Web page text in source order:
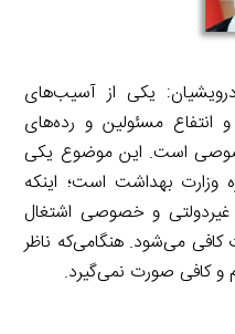
یکی از آسیب‌های
انتفاع مسئولین و رده‌های
است. این موضوع یکی
وزارت بهداشت است؛ اینکه
غیردولتی و خصوصی اشتغال
کافی می‌شود. هنگامی‌که ناظر
و کافی صورت نمی‌گیرد.